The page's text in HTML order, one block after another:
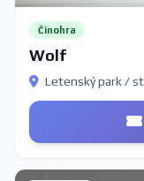
Činohra
Wolf
Letenský park /